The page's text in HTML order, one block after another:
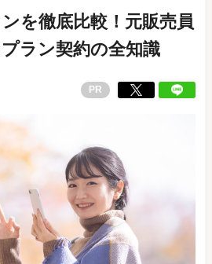
を徹底比較！元販売員
ラン契約の全知識
PR